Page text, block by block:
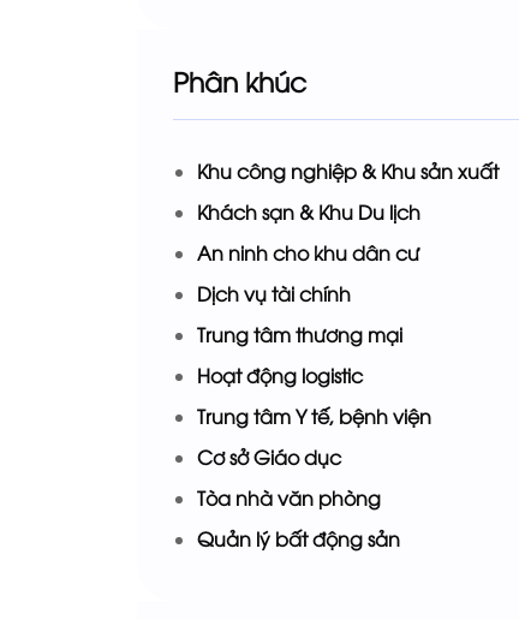
Phân khúc
Khu công nghiệp & Khu sản xuất
Khách sạn & Khu Du lịch
An ninh cho khu dân cư
Dịch vụ tài chính
Trung tâm thương mại
Hoạt động logistic
Trung tâm Y tế, bệnh viện
Cơ sở Giáo dục
Tòa nhà văn phòng
Quản lý bất động sản